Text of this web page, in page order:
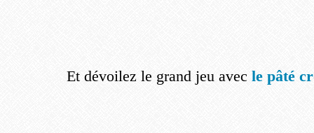
Et dévoilez le grand jeu avec le pâté